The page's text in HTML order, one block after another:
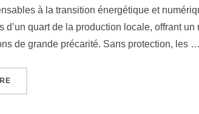
à la transition énergétique et
quart de la production locale, offrant un
de grande précarité. Sans protection, les …
« DROITS AU TRAVAIL ET MINERAIS DE LA